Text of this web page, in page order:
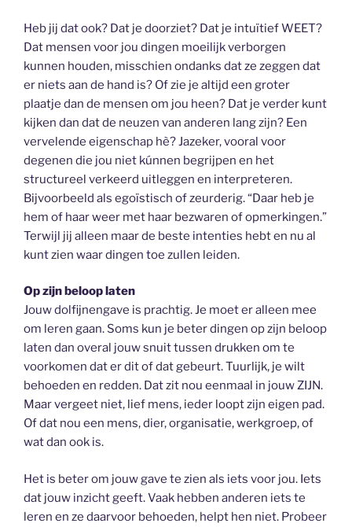
Heb jij dat ook? Dat je doorziet? Dat je intuïtief WEET?
Dat mensen voor jou dingen moeilijk verborgen
kunnen houden, misschien ondanks dat ze zeggen dat
er niets aan de hand is? Of zie je altijd een groter
plaatje dan de mensen om jou heen? Dat je verder kunt
kijken dan dat de neuzen van anderen lang zijn? Een
vervelende eigenschap hè? Jazeker, vooral voor
degenen die jou niet kúnnen begrijpen en het
structureel verkeerd uitleggen en interpreteren.
Bijvoorbeeld als egoïstisch of zeurderig. “Daar heb je
hem of haar weer met haar bezwaren of opmerkingen.”
Terwijl jij alleen maar de beste intenties hebt en nu al
kunt zien waar dingen toe zullen leiden.
Op zijn beloop laten
Jouw dolfijnengave is prachtig. Je moet er alleen mee
om leren gaan. Soms kun je beter dingen op zijn beloop
laten dan overal jouw snuit tussen drukken om te
voorkomen dat er dit of dat gebeurt. Tuurlijk, je wilt
behoeden en redden. Dat zit nou eenmaal in jouw ZIJN.
Maar vergeet niet, lief mens, ieder loopt zijn eigen pad.
Of dat nou een mens, dier, organisatie, werkgroep, of
wat dan ook is.
Het is beter om jouw gave te zien als iets voor jou. Iets
dat jouw inzicht geeft. Vaak hebben anderen iets te
leren en ze daarvoor behoeden, helpt hen niet. Probeer